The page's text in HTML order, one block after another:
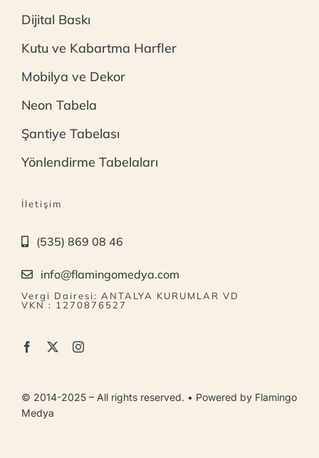
Dijital Baskı
Kutu ve Kabartma Harfler
Mobilya ve Dekor
Neon Tabela
Şantiye Tabelası
Yönlendirme Tabelaları
İletişim
(535) 869 08 46
info@flamingomedya.com
Vergi Dairesi: ANTALYA KURUMLAR VD
VKN : 1270876527
© 2014-2025 – All rights reserved. • Powered by Flamingo
Medya